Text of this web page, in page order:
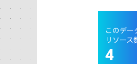
このデー
リソース
4